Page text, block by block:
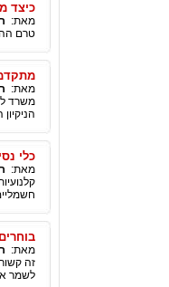
כיצד
מאת:
טרם
מאת:
משרד
כלי
מאת:
מאת:
זה
לשמר